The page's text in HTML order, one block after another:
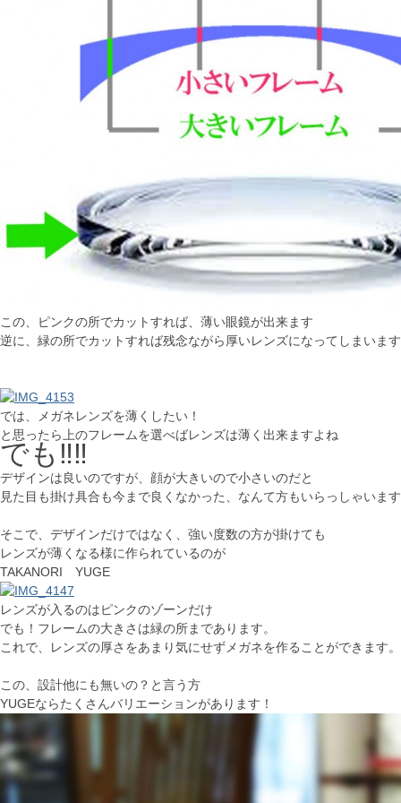
この、ピンクの所でカットすれば、薄い眼鏡が出来ます
逆に、緑の所でカットすれば残念ながら厚いレンズになってしまいま
では、メガネレンズを薄くしたい！
と思ったら上のフレームを選べばレンズは薄く出来ますよね
でも‼‼
デザインは良いのですが、顔が大きいので小さいのだと
見た目も掛け具合も今まで良くなかった、なんて方もいらっしゃいま
そこで、デザインだけではなく、強い度数の方が掛けても
レンズが薄くなる様に作られているのが
TAKANORI YUGE
レンズが入るのはピンクのゾーンだけ
でも！フレームの大きさは緑の所まであります。
これで、レンズの厚さをあまり気にせずメガネを作ることができます。
この、設計他にも無いの？と言う方
YUGEならたくさんバリエーションがあります！